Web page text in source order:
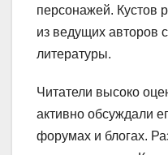
персонажей. Кустов
из ведущих авторов
литературы.
Читатели высоко
активно обсуждали
форумах и блогах.